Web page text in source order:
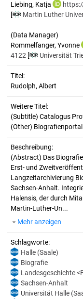
Liebing, Katja
[
Martin Luther
(Data Manager)
Rommelfanger, Yvonne
4122 [ Universität
Titel:
Rudolph, Albert
Weitere Titel:
(Subtitle) Catalogus
(Other)
Beschreibung:
(Abstract) Das
Erst- und
Langzeitarchivierung
Sachsen-Anhalt.
Halensis, der durch
Martin-Luther-Un...
Mehr anzeigen
Schlagworte:
Halle (Saale)
Biografie
Landesgeschichte
Sachsen-Anhalt
Universität Halle